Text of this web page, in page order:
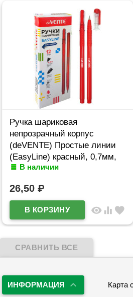
Ручка шариковая
непрозрачный корпус
(deVENTE) Простые линии
(EasyLine) красный, 0,7мм,
игла красный корпус
В наличии
26,50 ₽
visibility equalizer favorite
ИНФОРМАЦИЯ Карта